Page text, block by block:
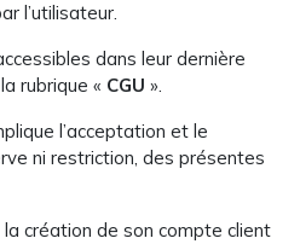
l’utilisateur.
dans leur dernière
rubrique « CGU ».
l’acceptation et le
ni restriction, des présentes
création de son compte client